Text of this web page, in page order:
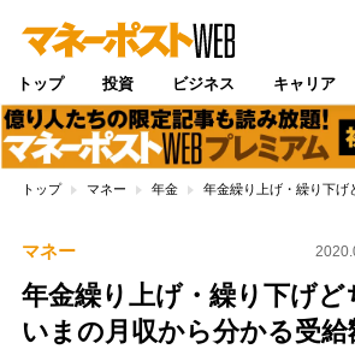
トップ 投資 ビジネス キャリア
トップ マネー 年金 年金繰り上げ・繰り下
マネー
年金繰り上げ・繰り下げ
いまの月収から分かる受給